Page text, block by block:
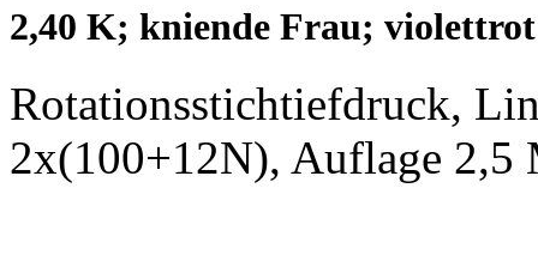
2,40 K; kniende Frau; violettrot
Rotationsstichtiefdruck,
2x(100+12N), Auflage 2,5